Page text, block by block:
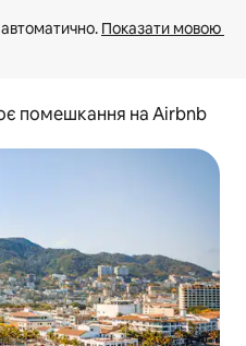
Показати мовою
помешкання на Airbnb